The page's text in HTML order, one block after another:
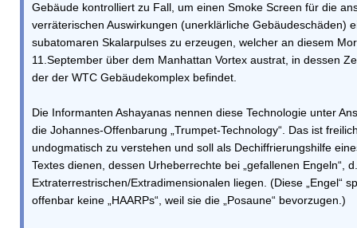
Gebäude kontrolliert zu Fall, um einen Smoke Screen für die
verräterischen Auswirkungen (unerklärliche Gebäudeschäden)
subatomaren Skalarpulses zu erzeugen, welcher an diesem
11.September über dem Manhattan Vortex austrat, in dessen
der der WTC Gebäudekomplex befindet.
Die Informanten Ashayanas nennen diese Technologie unter
die Johannes-Offenbarung „Trumpet-Technology“. Das ist
undogmatisch zu verstehen und soll als Dechiffrierungshilfe
Textes dienen, dessen Urheberrechte bei „gefallenen Engeln“,
Extraterrestrischen/Extradimensionalen liegen. (Diese „Engel“
offenbar keine „HAARPs“, weil sie die „Posaune“ bevorzugen.)